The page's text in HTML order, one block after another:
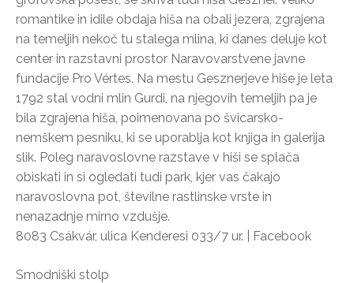
romantike in idile obdaja hiša na obali jezera, zgrajena
na temeljih nekoč tu stalega mlina, ki danes deluje kot
center in razstavni prostor Naravovarstvene javne
fundacije Pro Vértes. Na mestu Gesznerjeve hiše je leta
1792 stal vodni mlin Gurdi, na njegovih temeljih pa je
bila zgrajena hiša, poimenovana po švicarsko-
nemškem pesniku, ki se uporablja kot knjiga in galerija
slik. Poleg naravoslovne razstave v hiši se splača
obiskati in si ogledati tudi park, kjer vas čakajo
naravoslovna pot, številne rastlinske vrste in
nenazadnje mirno vzdušje.
8083 Csákvár, ulica Kenderesi 033/7 ur. | Facebook
Smodniški stolp